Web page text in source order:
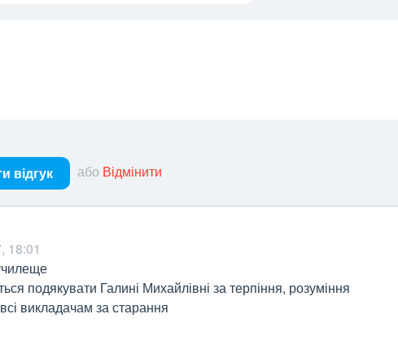
відгук або Відмінити
18:01
подякувати Галині Михайлівні за терпіння, розуміння
викладачам за старання